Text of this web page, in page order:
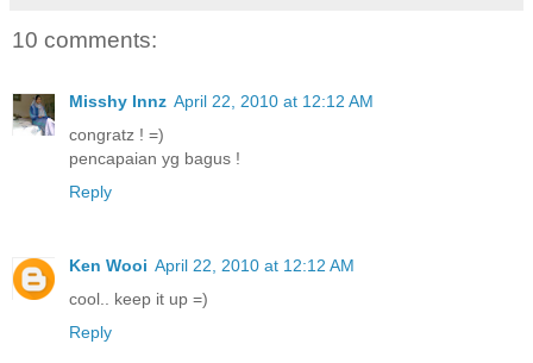
10 comments:
Misshy Innz April 22, 2010 at 12:12 AM
congratz ! =)
pencapaian yg bagus !
Reply
Ken Wooi April 22, 2010 at 12:12 AM
cool.. keep it up =)
Reply